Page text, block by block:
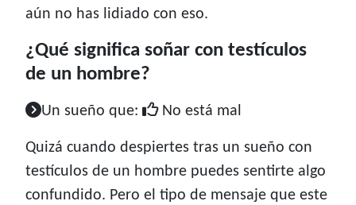
aún no has lidiado con eso.
¿Qué significa soñar con testículos
de un hombre?
Un sueño que: No está mal
Quizá cuando despiertes tras un sueño con
testículos de un hombre puedes sentirte algo
confundido. Pero el tipo de mensaje que este